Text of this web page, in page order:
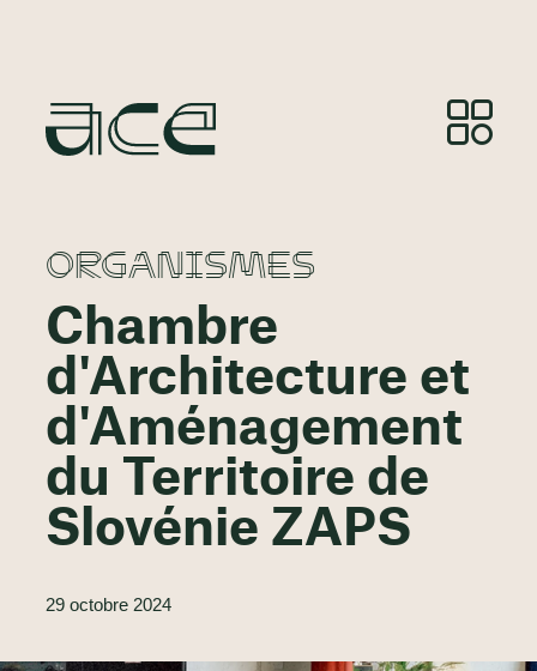
ORGANISMES
Chambre
d'Architecture et
d'Aménagement
du Territoire de
Slovénie ZAPS
29 octobre 2024